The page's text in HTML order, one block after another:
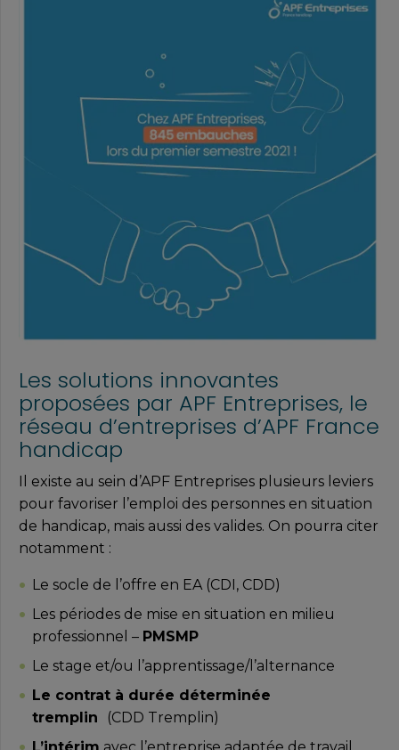
Les solutions innovantes
proposées par APF Entreprises, le
réseau d’entreprises d’APF France
handicap
Il existe au sein d’APF Entreprises plusieurs leviers
pour favoriser l’emploi des personnes en situation
de handicap, mais aussi des valides. On pourra citer
notamment :
Le socle de l’offre en EA (CDI, CDD)​
Les périodes de mise en situation en milieu
professionnel – PMSMP
Le stage et/ou l’apprentissage/l’alternance
Le contrat à durée déterminée
tremplin
(CDD Tremplin) ​
L’intérim avec l’entreprise adaptée de travail